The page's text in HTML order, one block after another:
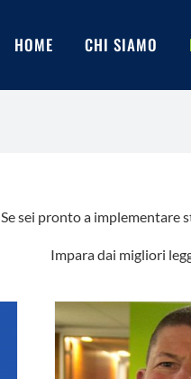
HOME CHI SIAMO
Se sei pronto a implementare
Impara dai migliori